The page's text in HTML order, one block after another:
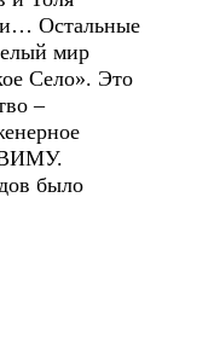
Остальные
мир
Село». Это
–
было